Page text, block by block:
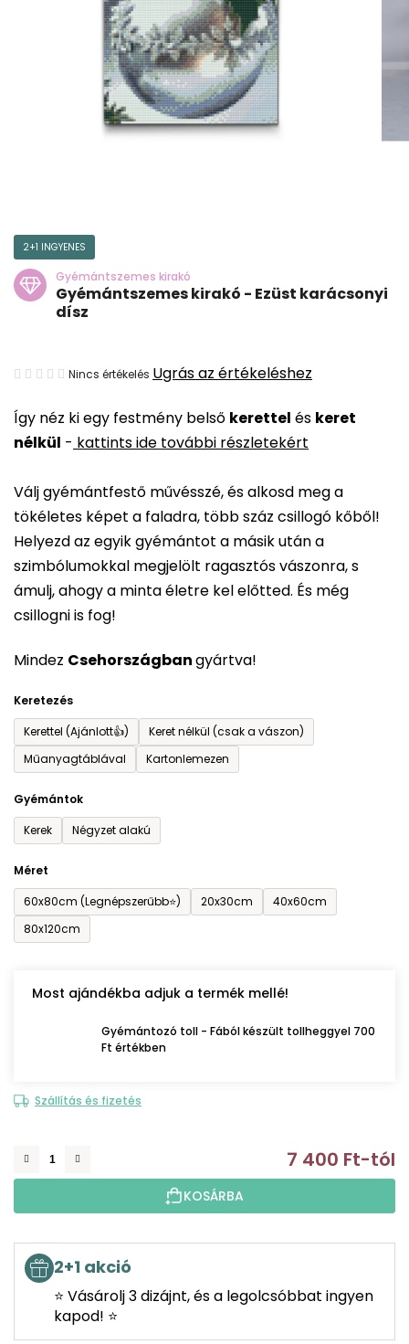
Így néz ki egy festmény belső kerettel és keret
nélkül - kattints ide további részletekért
Válj gyémántfestő művésszé, és alkosd meg a
tökéletes képet a faladra, több száz csillogó kőből!
Helyezd az egyik gyémántot a másik után a
szimbólumokkal megjelölt ragasztós vászonra, s
ámulj, ahogy a minta életre kel előtted. És még
csillogni is fog!
Mindez Csehországbangyártva!
Keretezés
Kerettel (Ajánlott👍)
Keret nélkül (csak a vászon)
Műanyagtáblával
Kartonlemezen
Gyémántok
Kerek
Négyzet alakú
Méret
60x80cm (Legnépszerűbb⭐)
20x30cm
40x60cm
80x120cm
Most ajándékba adjuk a termék mellé!
Gyémántozó toll - Fából készült tollheggyel 700
Ft értékben
Szállítás és fizetés
7 400 Ft-tól
KOSÁRBA
2+1 akció
⭐ Vásárolj 3 dizájnt, és a legolcsóbbat ingyen
kapod! ⭐
2+1 INGYENES
Gyémántszemes kirakó
Gyémántszemes kirakó - Ezüst karácsonyi
dísz
A
átlagos
értékelése
ből
0,0
csillag.
Nincs értékelés Ugrás az értékeléshez